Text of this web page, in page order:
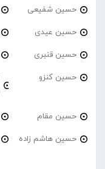
حسین شفیعی
حسین عیدی
حسین قنبری
حسین کنزو
حسین مقام
حسین هاشم زاده